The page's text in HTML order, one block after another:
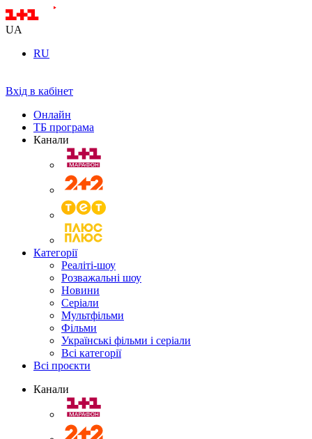
UA
RU
Вхід в кабінет
Онлайн
ТБ програма
Канали
Категорії
Реаліті-шоу
Розважальні шоу
Новини
Серіали
Мультфільми
Фільми
Українські фільми і серіали
Всі категорії
Всі проєкти
Канали